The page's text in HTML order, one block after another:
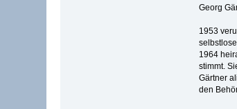
Georg
1953
1964
stimmt.
Gärtner
den